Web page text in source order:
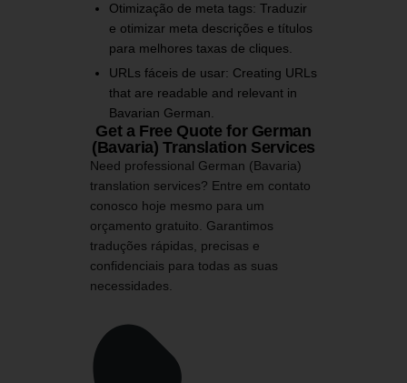
Otimização de meta tags: Traduzir
e otimizar meta descrições e títulos
para melhores taxas de cliques.
URLs fáceis de usar: Creating URLs
that are readable and relevant in
Bavarian German.
Get a Free Quote for German
(Bavaria) Translation Services
Need professional German (Bavaria)
translation services? Entre em contato
conosco hoje mesmo para um
orçamento gratuito.
Garantimos
traduções rápidas, precisas e
confidenciais para todas as suas
necessidades.